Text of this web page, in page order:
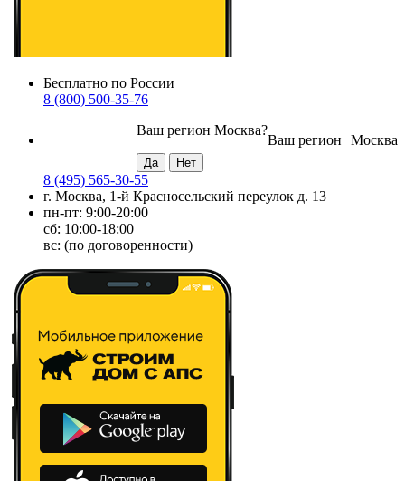
Бесплатно по России
8 (800) 500-35-76
Москва
Ваш регион
Ваш регион Москва?
8 (495) 565-30-55
г. Москва, 1-й Красносельский переулок д. 13
пн-пт: 9:00-20:00
сб: 10:00-18:00
вс: (по договоренности)